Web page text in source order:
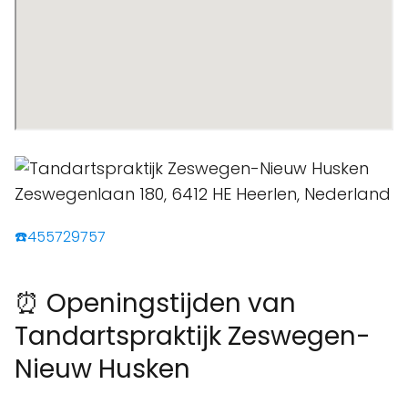
☎️455729757
⏰ Openingstijden van
Tandartspraktijk Zeswegen-
Nieuw Husken